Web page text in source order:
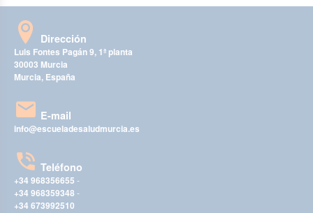
Dirección
Luis Fontes Pagán 9, 1ª planta
30003 Murcia
Murcia, España
E-mail
info@escueladesaludmurcia.es
Teléfono
+34 968356655 -
+34 968359348 -
+34 673992510